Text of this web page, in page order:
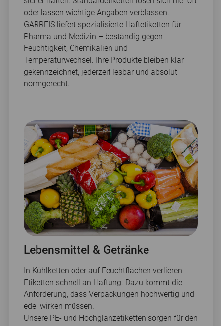
oder lassen wichtige Angaben verblassen.
GARREIS liefert spezialisierte Haftetiketten für
Pharma und Medizin – beständig gegen
Feuchtigkeit, Chemikalien und
Temperaturwechsel. Ihre Produkte bleiben klar
gekennzeichnet, jederzeit lesbar und absolut
normgerecht.
Lebensmittel & Getränke
In Kühlketten oder auf Feuchtflächen verlieren
Etiketten schnell an Haftung. Dazu kommt die
Anforderung, dass Verpackungen hochwertig und
edel wirken müssen.
Unsere PE- und Hochglanzetiketten sorgen für den